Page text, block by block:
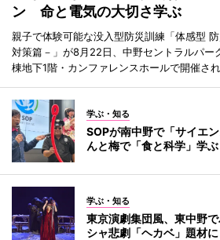
ン 命と電気の大切さ学ぶ
親子で体験可能な没入型防災訓練「体感型
対策篇－」が8月22日、中野セントラルパー
棟地下1階・カンファレンスホールで開催され
学ぶ・知る
SOPが南中野で「サイエ
んと梅で「食と科学」学ぶ
学ぶ・知る
東京演劇集団風、東中野
シャ悲劇「ヘカベ」題材に